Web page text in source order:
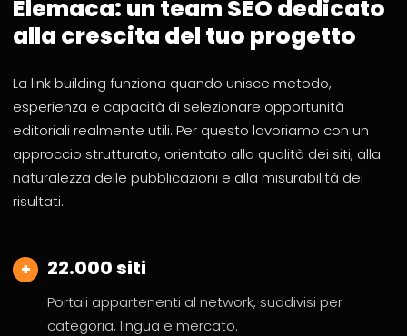
Elemaca: un team SEO dedicato
alla crescita del tuo progetto
La link building funziona quando unisce metodo,
esperienza e capacità di selezionare opportunità
editoriali realmente utili. Per questo lavoriamo con un
approccio strutturato, orientato alla qualità dei siti, alla
naturalezza delle pubblicazioni e alla misurabilità dei
risultati.
+ 22.000 siti
Portali appartenenti al network, suddivisi per
categoria, lingua e mercato.